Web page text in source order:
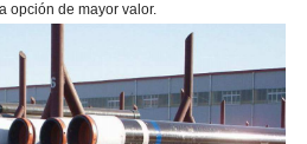
opción de mayor valor.